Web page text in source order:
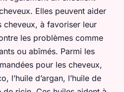
Elles peuvent aider
cheveux, à favoriser leur
les problèmes comme
ou abîmés. Parmi les
pour les cheveux,
l’huile d’argan, l’huile de